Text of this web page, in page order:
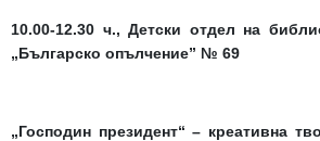
10.00-12.30 ч., Детски отдел на
„Българско опълчение” № 69
„Господин президент“ – креативна